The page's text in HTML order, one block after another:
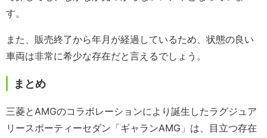
す。
また、販売終了から年月が経過しているため、状態の良い
車両は非常に希少な存在だと言えるでしょう。
まとめ
三菱とAMGのコラボレーションにより誕生したラグジュア
リースポーティーセダン「ギャランAMG」は、目立つ存在